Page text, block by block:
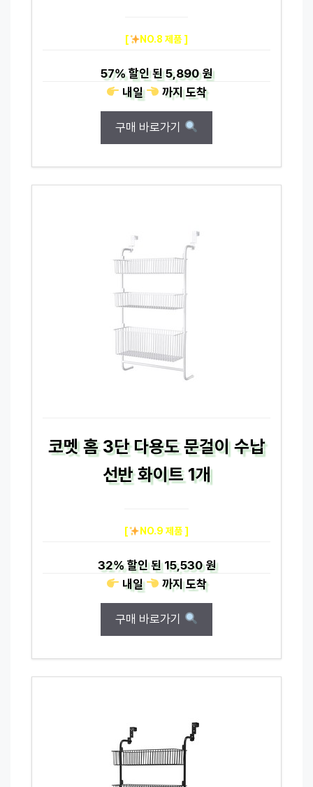
[ NO.8 제품 ]
57%할인 된5,890 원
내일
까지도착
구매 바로가기
코멧 홈 3단 다용도 문걸이 수납
선반 화이트 1개
[ NO.9 제품 ]
32%할인 된15,530 원
내일
까지도착
구매 바로가기